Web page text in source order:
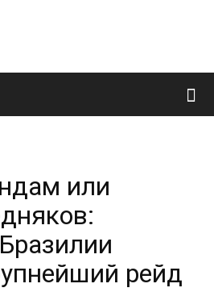
Французский
и
или
рейд